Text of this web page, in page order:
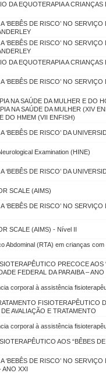
DA EQUOTERAPIA A
DE RISCO’ NO SERVIÇO
DE RISCO’ NO SERVIÇO
DA EQUOTERAPIA A
DE RISCO’ NO SERVIÇO
NA SAÚDE DA MULHER E DO
NA SAÚDE DA MULHER (XIV
DO HMEM (VII ENFISH)
DE RISCO’ DA
Examination (HINE)
DE RISCO’ DA
SCALE (AIMS)
DE RISCO’ NO SERVIÇO
SCALE (AIMS) - Nível II
Abdominal (RTA) em crianças
PRECOCE AOS
FEDERAL DA PARAIBA – ANO
corporal à assistência
FISIOTERAPÊUTICO
AVALIAÇÃO E TRATAMENTO
corporal à assistência
AOS “BÊBES
DE RISCO’ NO SERVIÇO
ANO XXI